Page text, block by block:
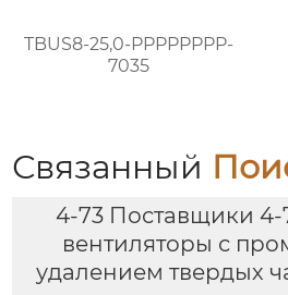
TBUS8-25,0-PPPPPPPP-
7035
Связанный
4-73 Поставщики
вентиляторы с
удалением твердых